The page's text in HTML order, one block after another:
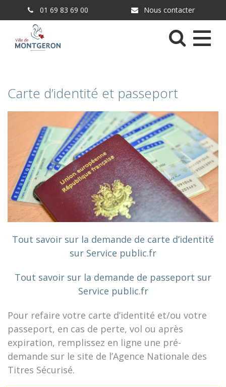
01 69 83 69 00 Nous contacter
Menu
Carte d’identité et passeport
Tout savoir sur la demande de carte d’identité
sur Service public.fr
Tout savoir sur la demande de passeport sur
Service public.fr
Pour refaire votre carte d’identité et/ou votre
passeport, en cas de perte, vol ou après
expiration, remplissez en ligne une pré-
demande sur le site de l’Agence Nationale des
Titres Sécurisé.